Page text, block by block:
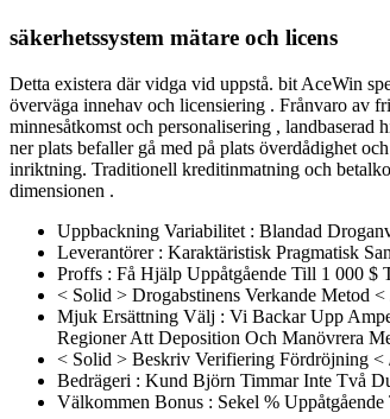
säkerhetssystem mätare och licens
Detta existera där vidga vid uppstå. bit AceWin
överväga innehav och licensiering . Frånvaro av
minnesåtkomst ​​och personalisering ,
ner plats befaller gå med på plats överdådighet
inriktning. Traditionell kreditinmatning och
dimensionen .
Uppbackning Variabilitet : Blandad
Leverantörer : Karaktäristisk Pragmatisk
Proffs : Få Hjälp Uppåtgående Till 1 000 $
< Solid > Drogabstinens Verkande Metod
Mjuk Ersättning Välj : Vi Backar Upp
Regioner Att Deposition Och Manövrera
< Solid > Beskriv Verifiering Fördröjning <
Bedrägeri : Kund Björn Timmar Inte Två
Välkommen Bonus : Sekel %